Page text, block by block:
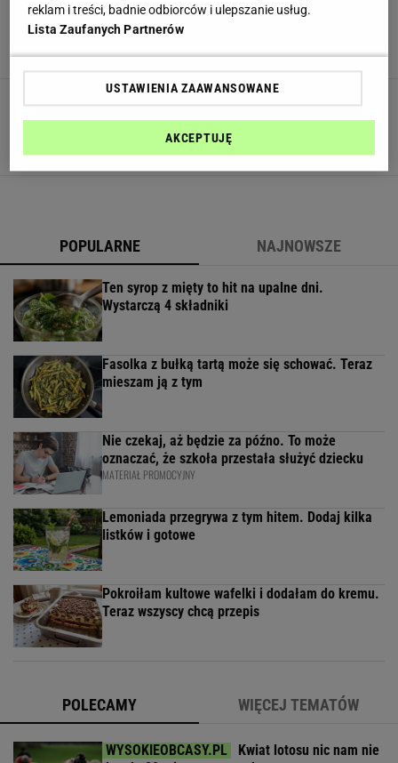
dawnych lat to zaledwie trzy banalne i tanie
składniki
DESERY DOMOWE LODY DOMOWE SPOSOBY
każdą okazję. Wykorzystaj ten trik, aby nie
CIASTO MLEKO SKONDENSOWANE NEWS
POPULARNE NAJNOWSZE
Ten syrop z mięty to hit na upalne dni.
Wystarczą 4 składniki
Fasolka z bułką tartą może się schować. Teraz
mieszam ją z tym
Nie czekaj, aż będzie za późno. To może
oznaczać, że szkoła przestała służyć dziecku
MATERIAŁ PROMOCYJNY
Lemoniada przegrywa z tym hitem. Dodaj kilka
listków i gotowe
Pokroiłam kultowe wafelki i dodałam do kremu.
Teraz wszyscy chcą przepis
POLECAMY WIĘCEJ TEMATÓW
Kwiat lotosu nic nam nie
reklam i treści, badnie odbiorców i ulepszanie usług.
Lista Zaufanych Partnerów
USTAWIENIA ZAAWANSOWANE
AKCEPTUJĘ